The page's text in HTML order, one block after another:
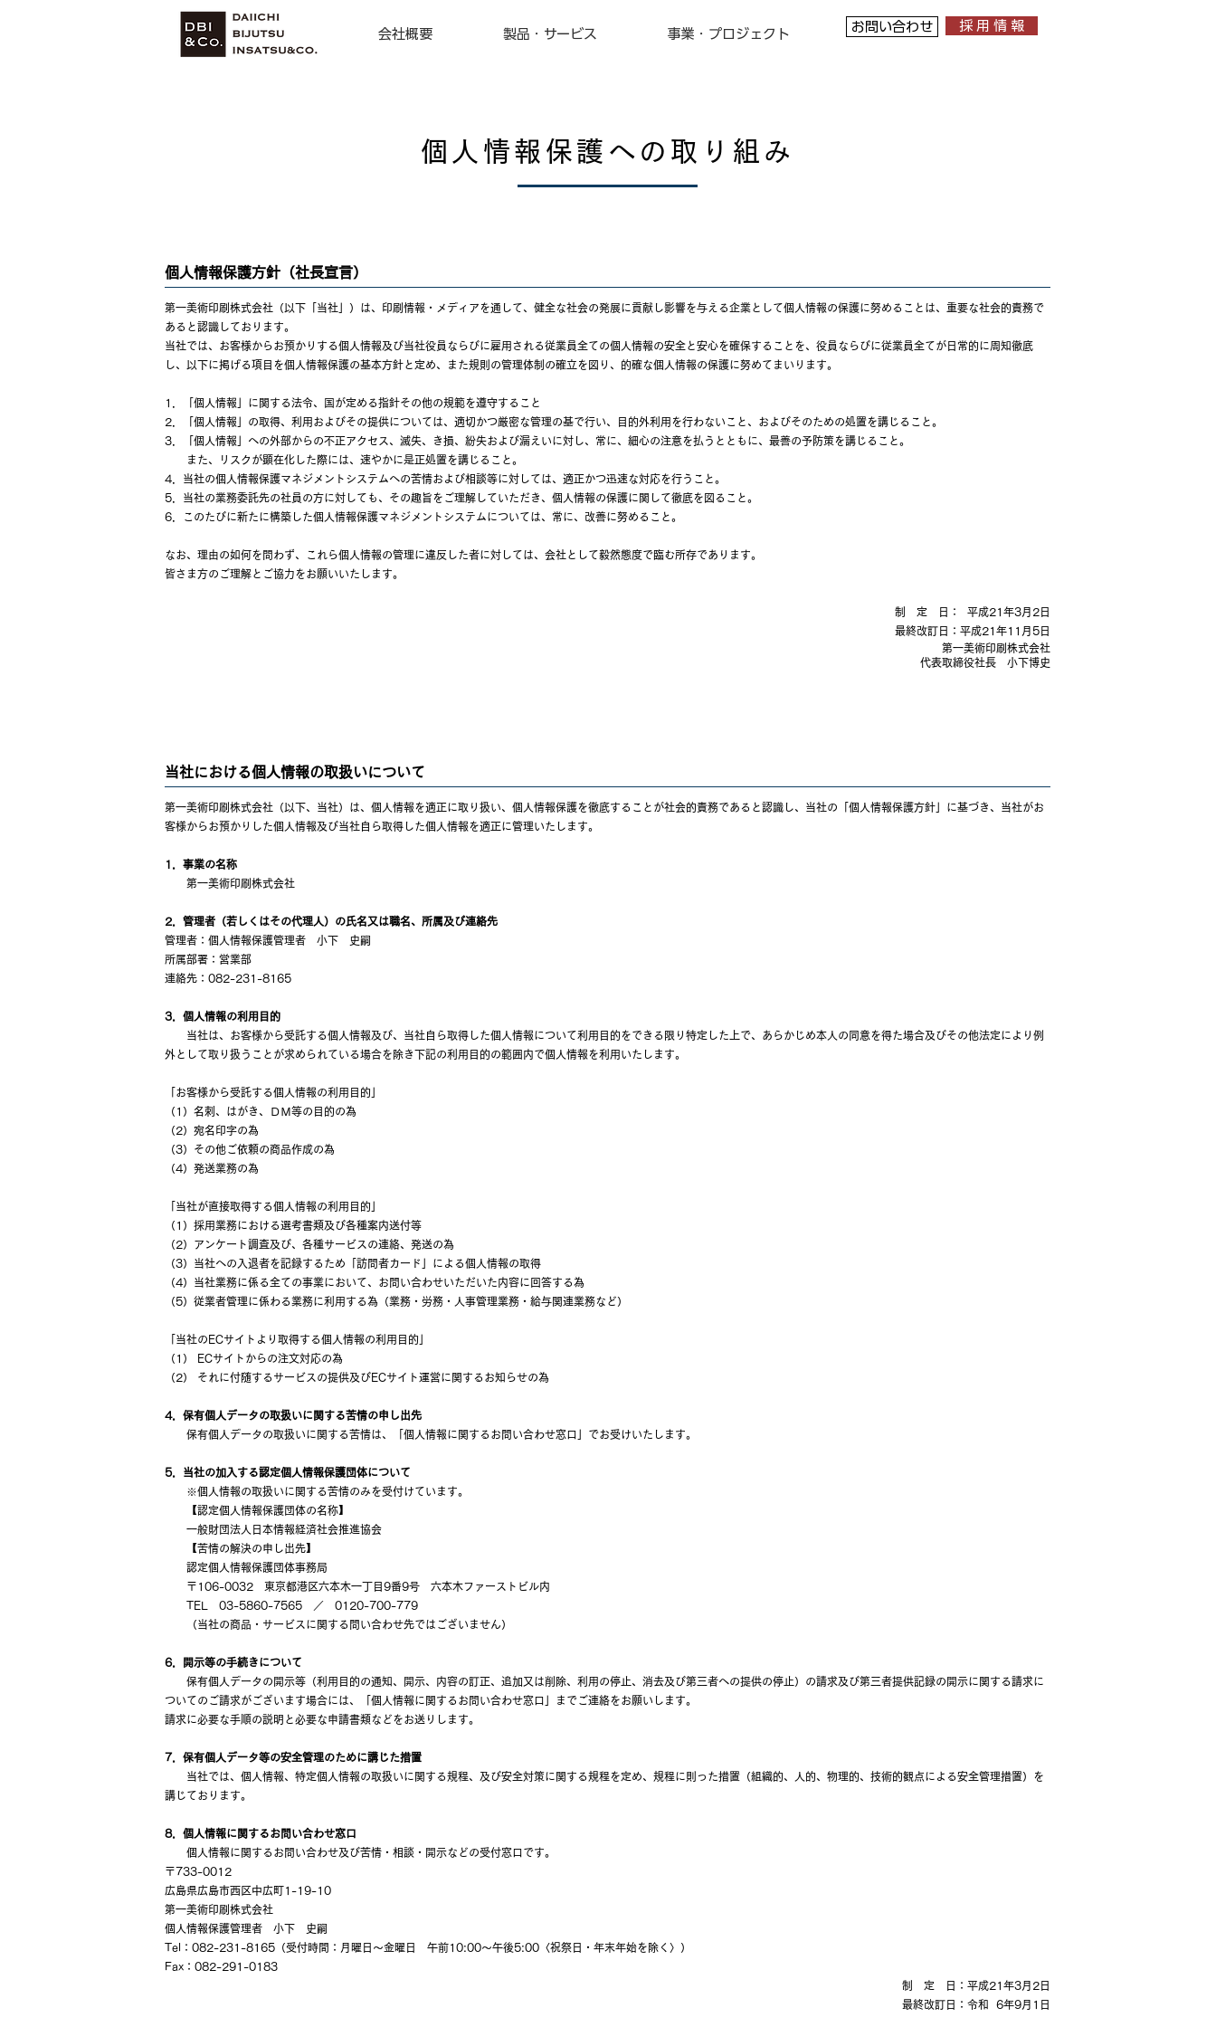
会社概要 製品・サービス 事業・プロジェクト
お問い合わせ 採 用 情 報
個人情報保護への取り組み
個人情報保護方針（社長宣言）
第一美術印刷株式会社（以下「当社」）は、印刷情報・メディアを通して、健全な社会の発展に貢献し影響を与える企業として個人情報の保護に努めることは、重要な社会的責務で
あると認識しております。
当社では、お客様からお預かりする個人情報及び当社役員ならびに雇用される従業員全ての個人情報の安全と安心を確保することを、役員ならびに従業員全てが日常的に周知徹底
し、以下に掲げる項目を個人情報保護の基本方針と定め、また規則の管理体制の確立を図り、的確な個人情報の保護に努めてまいります。
1．「個人情報」に関する法令、国が定める指針その他の規範を遵守すること
2．「個人情報」の取得、利用およびその提供については、適切かつ厳密な管理の基で行い、目的外利用を行わないこと、およびそのための処置を講じること。
3．「個人情報」への外部からの不正アクセス、滅失、き損、紛失および漏えいに対し、常に、細心の注意を払うとともに、最善の予防策を講じること。
また、リスクが顕在化した際には、速やかに是正処置を講じること。
4．当社の個人情報保護マネジメントシステムへの苦情および相談等に対しては、適正かつ迅速な対応を行うこと。
5．当社の業務委託先の社員の方に対しても、その趣旨をご理解していただき、個人情報の保護に関して徹底を図ること。
6．このたびに新たに構築した個人情報保護マネジメントシステムについては、常に、改善に努めること。
なお、理由の如何を問わず、これら個人情報の管理に違反した者に対しては、会社として毅然態度で臨む所存であります。
皆さま方のご理解とご協力をお願いいたします。
制 定 日： 平成21年3月2 日
最終改訂日：平成21年11月5日
第一美術印刷株式会社
代表取締役社長 小下博史
当社における個人情報の取扱いについて
第一美術印刷株式会社（以下、当社）は、個人情報を適正に取り扱い、個人情報保護を徹底することが社会的責務であると認識し、当社の「個人情報保護方針」に基づき、当社がお
客様からお預かりした個人情報及び当社自ら取得した個人情報を適正に管理いたします。
1．事業の名称
第一美術印刷株式会社
2．管理者（若しくはその代理人）の氏名又は職名、所属及び連絡先
管理者：個人情報保護管理者 小下 史嗣
所属部署：営業部
連絡先：082-231-8165
3．個人情報の利用目的
当社は、お客様から受託する個人情報及び、当社自ら取得した個人情報について利用目的をできる限り特定した上で、あらかじめ本人の同意を得た場合及びその他法定により例
外として取り扱うことが求められている場合を除き下記の利用目的の範囲内で個人情報を利用いたします。
「お客様から受託する個人情報の利用目的」
（1）名刺、はがき、ＤＭ等の目的の為
（2）宛名印字の為
（3）その他ご依頼の商品作成の為
（4）発送業務の為
「当社が直接取得する個人情報の利用目的」
（1）採用業務における選考書類及び各種案内送付等
（2）アンケート調査及び、各種サービスの連絡、発送の為
（3）当社への入退者を記録するため「訪問者カード」による個人情報の取得
（4）当社業務に係る全ての事業において、お問い合わせいただいた内容に回答する為
（5）従業者管理に係わる業務に利用する為（業務・労務・人事管理業務・給与関連業務など）
「当社のECサイトより取得する個人情報の利用目的」
（1） ECサイトからの注文対応の為
（2） それに付随するサービスの提供及びECサイト運営に関するお知らせの為
4．保有個人データの取扱いに関する苦情の申し出先
保有個人データの取扱いに関する苦情は、「個人情報に関するお問い合わせ窓口」でお受けいたします。
5．当社の加入する認定個人情報保護団体について
※個人情報の取扱いに関する苦情のみを受付けています。
【認定個人情報保護団体の名称】
一般財団法人日本情報経済社会推進協会
【苦情の解決の申し出先】
認定個人情報保護団体事務局
〒106-0032 東京都港区六本木一丁目9番9号 六本木ファーストビル内
TEL 03-5860-7565 ／ 0120-700-779
（当社の商品・サービスに関する問い合わせ先ではございません）
6．開示等の手続きについて
保有個人データの開示等（利用目的の通知、開示、内容の訂正、追加又は削除、利用の停止、消去及び第三者への提供の停止）の請求及び第三者提供記録の開示に関する請求に
ついてのご請求がございます場合には、「個人情報に関するお問い合わせ窓口」までご連絡をお願いします。
請求に必要な手順の説明と必要な申請書類などをお送りします。
7． 保有個人データ等の安全管理のために講じた措置
当社では、個人情報、特定個人情報の取扱いに関する規程、及び安全対策に関する規程を定め、規程に則った措置（組織的、人的、物理的、技術的観点による安全管理措置）を
講じております。
8．個人情報に関するお問い合わせ窓口
個人情報に関するお問い合わせ及び苦情・相談・開示などの受付窓口です。
〒733-0012
広島県広島市西区中広町1-19-10
第一美術印刷株式会社
個人情報保護管理者 小下 史嗣
Tel：082-231-8165（受付時間：月曜日～金曜日 午前10:00～午後5:00〈祝祭日・ 年末年始を除く〉）
Fax：082-291-0183
制 定 日：平成21年3月2日
最終改訂日：令和 6年9月1日